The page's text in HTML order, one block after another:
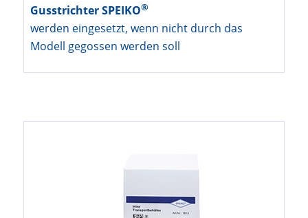
Gusstrichter SPEIKO®
werden eingesetzt, wenn nicht durch das
Modell gegossen werden soll